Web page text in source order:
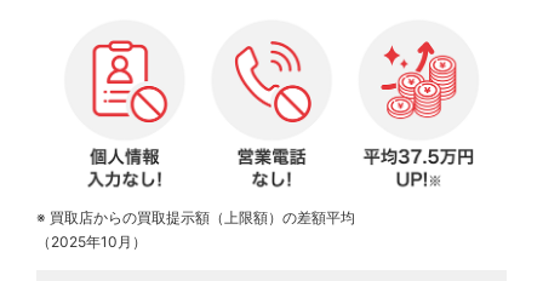
※ 買取店からの買取提示額（上限額）の差額平均
（2025年10月）